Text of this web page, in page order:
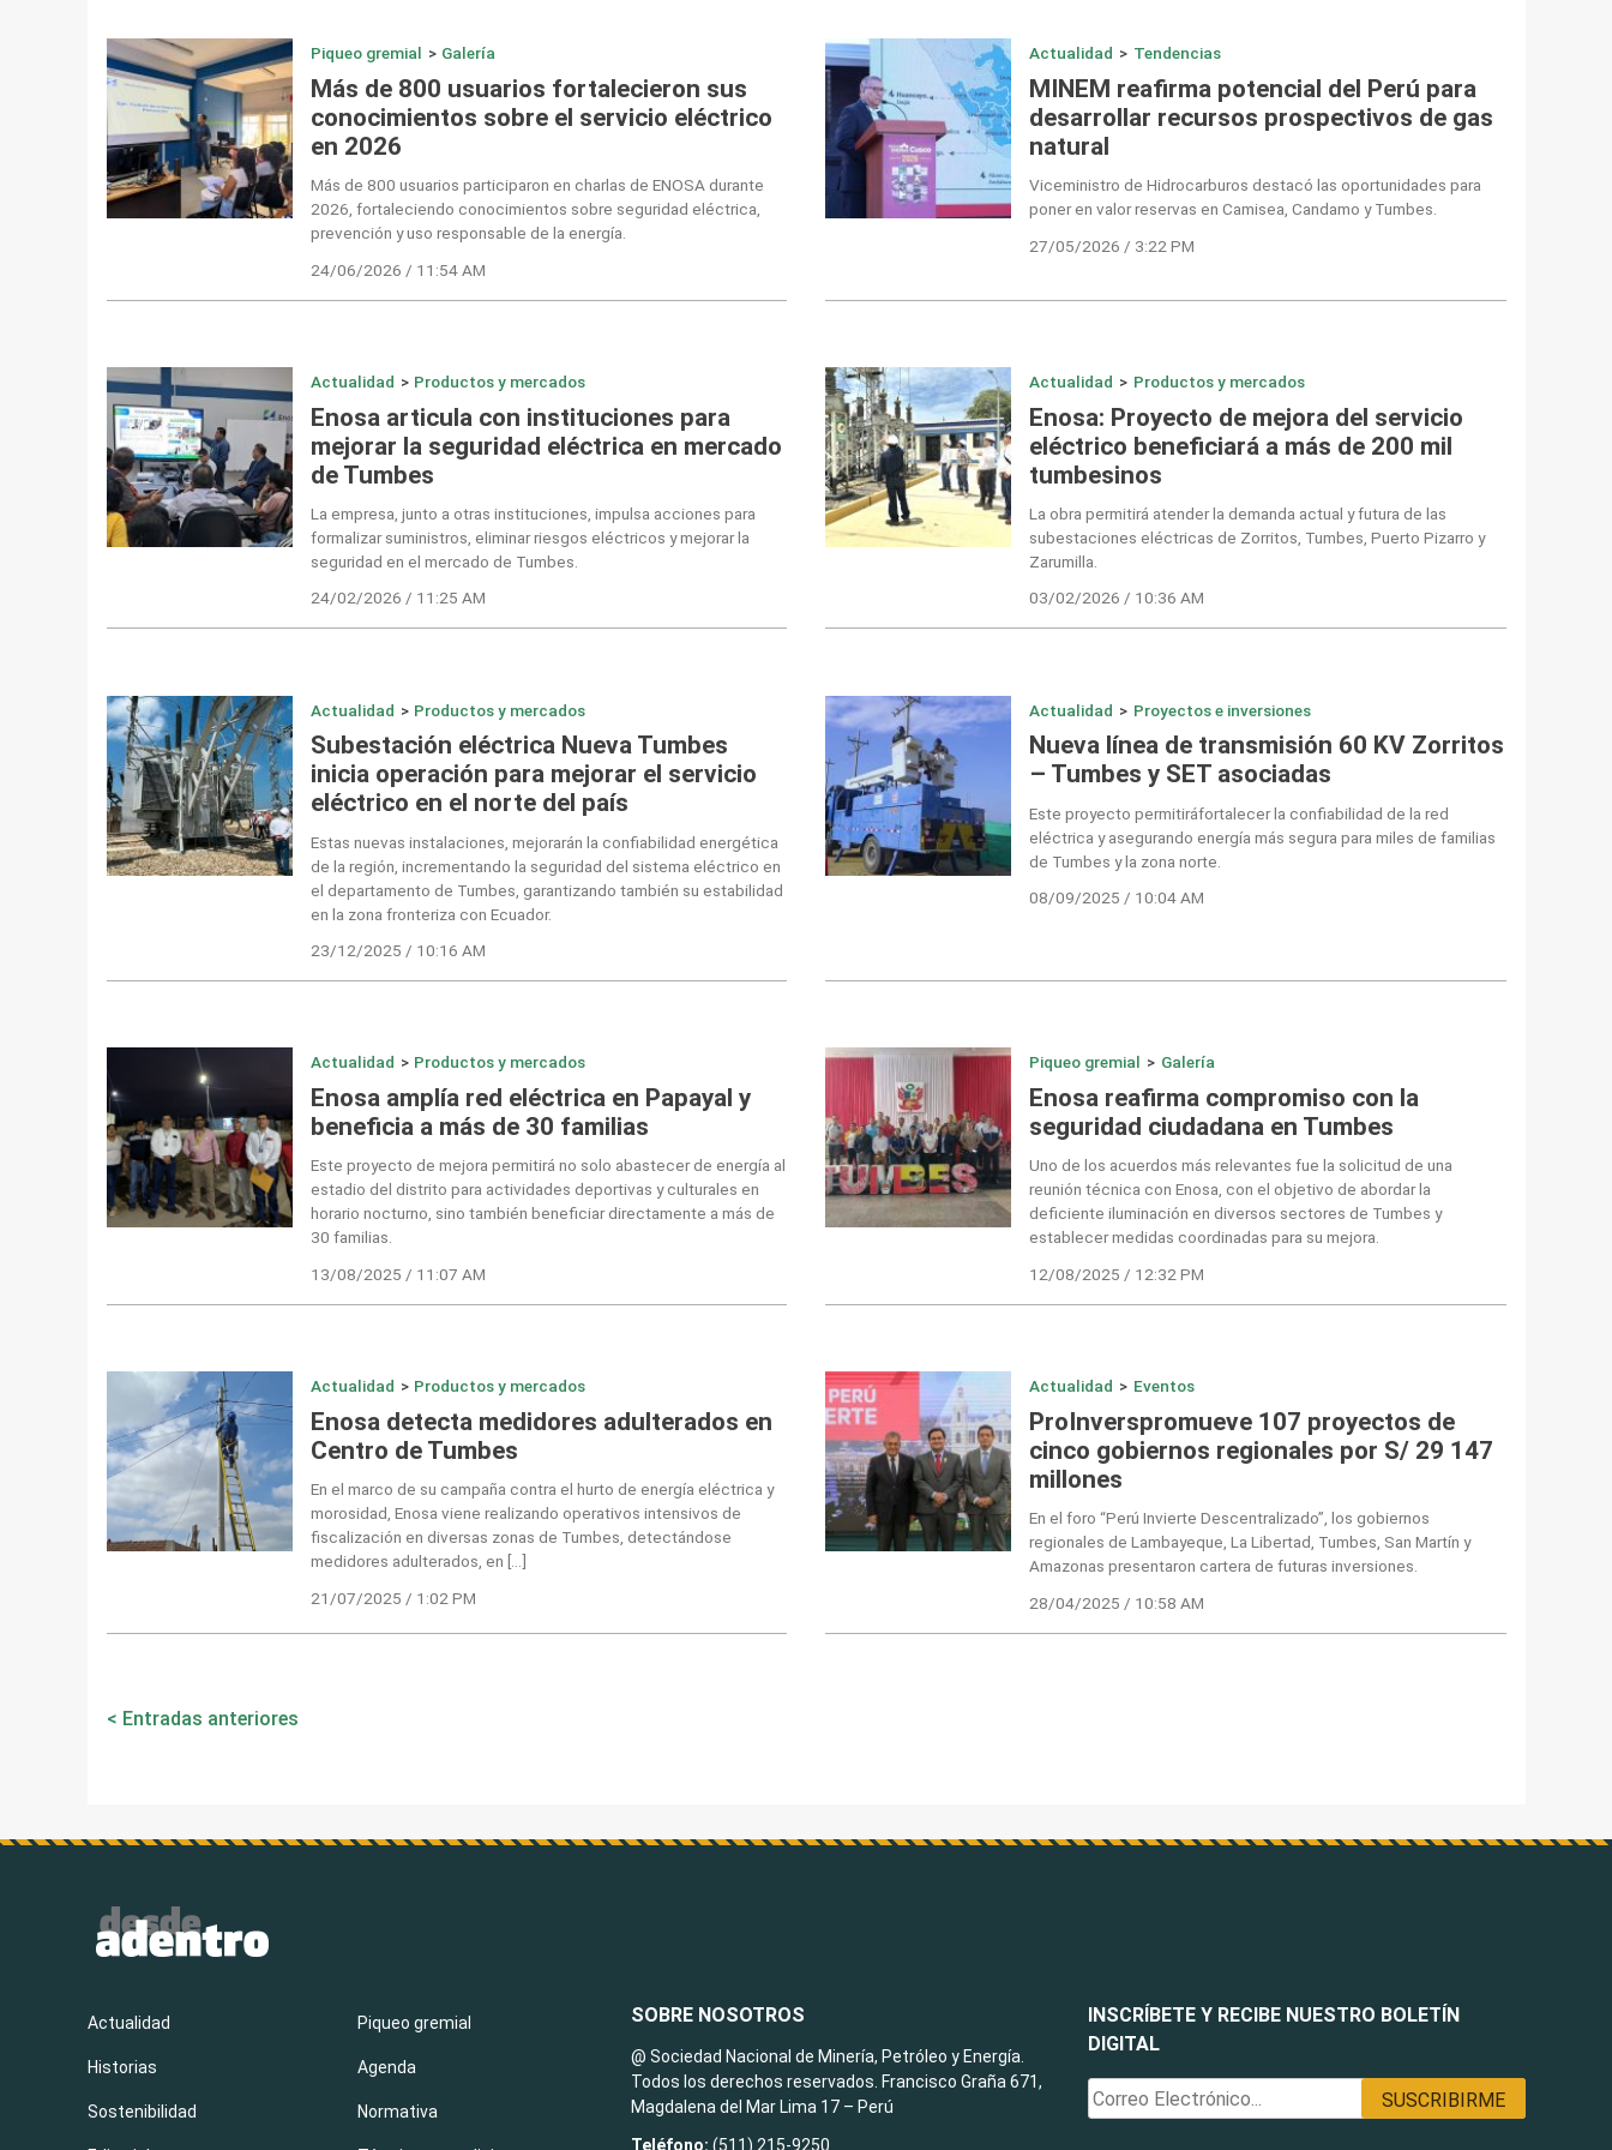
Piqueo gremial > Galería
Más de 800 usuarios fortalecieron sus
conocimientos sobre el servicio eléctrico
en 2026
Más de 800 usuarios participaron en charlas de ENOSA durante
2026, fortaleciendo conocimientos sobre seguridad eléctrica,
prevención y uso responsable de la energía.
24/06/2026 / 11:54 AM
Actualidad > Tendencias
MINEM reafirma potencial del Perú para
desarrollar recursos prospectivos de gas
natural
Viceministro de Hidrocarburos destacó las oportunidades para
poner en valor reservas en Camisea, Candamo y Tumbes.
27/05/2026 / 3:22 PM
Actualidad > Productos y mercados
Enosa articula con instituciones para
mejorar la seguridad eléctrica en mercado
de Tumbes
La empresa, junto a otras instituciones, impulsa acciones para
formalizar suministros, eliminar riesgos eléctricos y mejorar la
seguridad en el mercado de Tumbes.
24/02/2026 / 11:25 AM
Actualidad > Productos y mercados
Enosa: Proyecto de mejora del servicio
eléctrico beneficiará a más de 200 mil
tumbesinos
La obra permitirá atender la demanda actual y futura de las
subestaciones eléctricas de Zorritos, Tumbes, Puerto Pizarro y
Zarumilla.
03/02/2026 / 10:36 AM
Actualidad > Productos y mercados
Subestación eléctrica Nueva Tumbes
inicia operación para mejorar el servicio
eléctrico en el norte del país
Estas nuevas instalaciones, mejorarán la confiabilidad energética
de la región, incrementando la seguridad del sistema eléctrico en
el departamento de Tumbes, garantizando también su estabilidad
en la zona fronteriza con Ecuador.
23/12/2025 / 10:16 AM
Actualidad > Proyectos e inversiones
Nueva línea de transmisión 60 KV Zorritos
– Tumbes y SET asociadas
Este proyecto permitiráfortalecer la confiabilidad de la red
eléctrica y asegurando energía más segura para miles de familias
de Tumbes y la zona norte.
08/09/2025 / 10:04 AM
Actualidad > Productos y mercados
Enosa amplía red eléctrica en Papayal y
beneficia a más de 30 familias
Este proyecto de mejora permitirá no solo abastecer de energía al
estadio del distrito para actividades deportivas y culturales en
horario nocturno, sino también beneficiar directamente a más de
30 familias.
13/08/2025 / 11:07 AM
Piqueo gremial > Galería
Enosa reafirma compromiso con la
seguridad ciudadana en Tumbes
Uno de los acuerdos más relevantes fue la solicitud de una
reunión técnica con Enosa, con el objetivo de abordar la
deficiente iluminación en diversos sectores de Tumbes y
establecer medidas coordinadas para su mejora.
12/08/2025 / 12:32 PM
Actualidad > Productos y mercados
Enosa detecta medidores adulterados en
Centro de Tumbes
En el marco de su campaña contra el hurto de energía eléctrica y
morosidad, Enosa viene realizando operativos intensivos de
fiscalización en diversas zonas de Tumbes, detectándose
medidores adulterados, en […]
21/07/2025 / 1:02 PM
Actualidad > Eventos
ProInverspromueve 107 proyectos de
cinco gobiernos regionales por S/ 29 147
millones
En el foro “Perú Invierte Descentralizado”, los gobiernos
regionales de Lambayeque, La Libertad, Tumbes, San Martín y
Amazonas presentaron cartera de futuras inversiones.
28/04/2025 / 10:58 AM
Navegación
Entradas anteriores
INSCRÍBETE Y RECIBE NUESTRO BOLETÍN
DIGITAL
Actualidad
Historias
Sostenibilidad
Piqueo gremial
Agenda
Normativa
SOBRE NOSOTROS
@ Sociedad Nacional de Minería, Petróleo y Energía.
Todos los derechos reservados. Francisco Graña 671,
Magdalena del Mar Lima 17 – Perú
Teléfono: (511) 215-9250